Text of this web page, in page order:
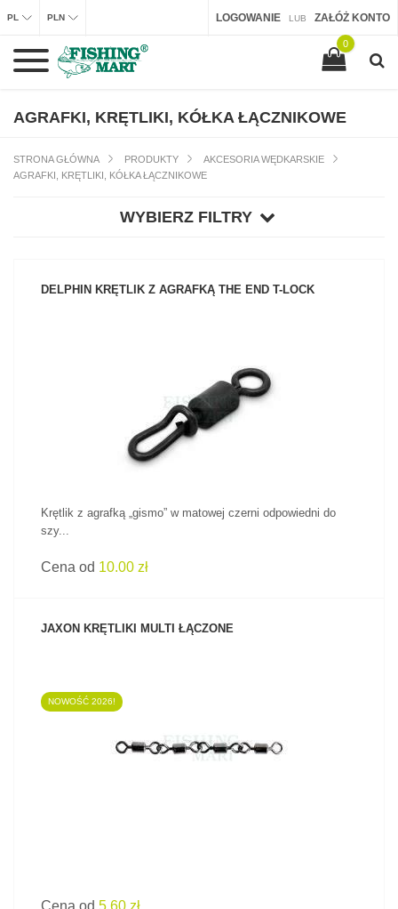
LOGOWANIE LUB ZAŁÓŻ KONTO
PL PLN
0
AGRAFKI, KRĘTLIKI, KÓŁKA ŁĄCZNIKOWE
STRONA GŁÓWNA PRODUKTY
AKCESORIA WĘDKARSKIE
AGRAFKI, KRĘTLIKI, KÓŁKA ŁĄCZNIKOWE
WYBIERZ FILTRY
DELPHIN KRĘTLIK Z AGRAFKĄ THE END T-LOCK
ZOBACZ PRODUKT
Krętlik z agrafką „gismo” w matowej czerni odpowiedni do
szy...
Cena od 10.00 zł
JAXON KRĘTLIKI MULTI ŁĄCZONE
NOWOŚĆ 2026!
Cena od 5.60 zł